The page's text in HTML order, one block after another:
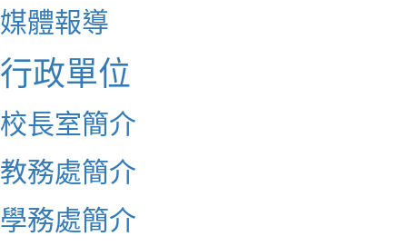
媒體報導
行政單位
校長室簡介
教務處簡介
學務處簡介